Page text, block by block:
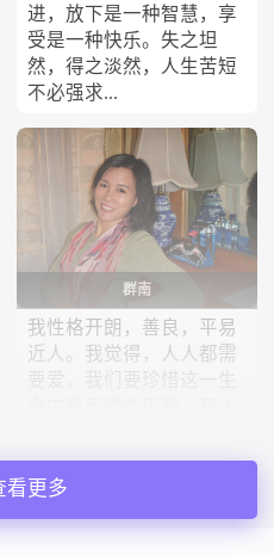
进，放下是一种智慧，享
受是一种快乐。失之坦
然，得之淡然，人生苦短
不必强求...
群南
我性格开朗，善良，平易
近人。我觉得，人人都需
但更多的人是找到了，又
失去了，尽管这不是他们
看更多